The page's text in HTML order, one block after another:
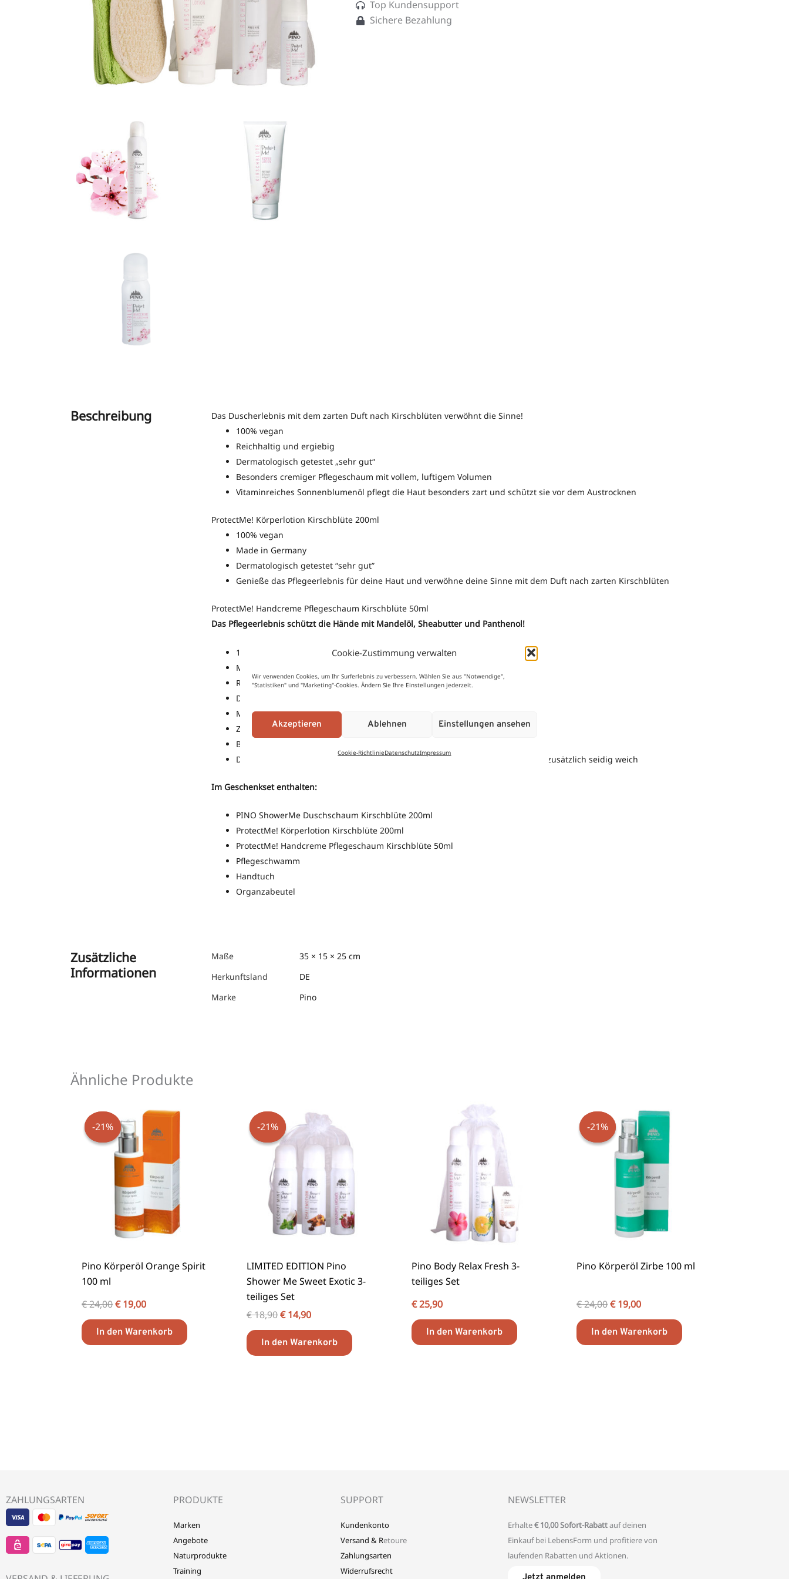
Cookie-Zustimmung verwalten
Wir verwenden Cookies, um Ihr Surferlebnis zu verbessern. Wählen Sie aus "Notwendige",
"Statistiken" und "Marketing"-Cookies. Ändern Sie Ihre Einstellungen jederzeit.
Akzeptieren Ablehnen Einstellungen ansehen
Cookie-RichtlinieDatenschutzImpressum
Top Kundensupport
Sichere Bezahlung
Beschreibung
Das Duscherlebnis mit dem zarten Duft nach Kirschblüten verwöhnt die Sinne!
100% vegan
Reichhaltig und ergiebig
Dermatologisch getestet „sehr gut“
Besonders cremiger Pflegeschaum mit vollem, luftigem Volumen
Vitaminreiches Sonnenblumenöl pflegt die Haut besonders zart und schützt sie vor dem Austrocknen
ProtectMe! Körperlotion Kirschblüte 200ml
100% vegan
Made in Germany
Dermatologisch getestet “sehr gut”
Genieße das Pflegeerlebnis für deine Haut und verwöhne deine Sinne mit dem Duft nach zarten Kirschblüten
ProtectMe! Handcreme Pflegeschaum Kirschblüte 50ml
Das Pflegeerlebnis schützt die Hände mit Mandelöl, Sheabutter und Panthenol!
100% vegan
Made in Germany
Reichhaltig und ergiebig
Dermatologisch getestet “sehr gut”
Mit dem Duft nach zarten Kirschblüten
Zieht schnell ein, ohne einen fettigen Film zu hinterlassen
Besonders cremiger Pflegeschaum mit vollem, lufitgen Volumen
Die einzigartige PROTECT ME! Formel verwöhnt die Haut und pflegt die Hände zusätzlich seidig weich
Im Geschenkset enthalten:
PINO ShowerMe Duschschaum Kirschblüte 200ml
ProtectMe! Körperlotion Kirschblüte 200ml
ProtectMe! Handcreme Pflegeschaum Kirschblüte 50ml
Pflegeschwamm
Handtuch
Organzabeutel
Zusätzliche
Informationen
Maße
35 × 15 × 25 cm
Herkunftsland
DE
Marke
Pino
Ähnliche Produkte
-21%
-21%
Pino Körperöl Orange Spirit
100 ml
€24,00
Preis
war:
€ 24,00
€19,00
Preis
ist:
€ 19,00.
In den Warenkorb
-21%
-21%
LIMITED EDITION Pino
Shower Me Sweet Exotic 3-
teiliges Set
€18,90
Preis
war:
€ 18,90
€14,90
Preis
€ 14,90.
In den Warenkorb
Pino Body Relax Fresh 3-
teiliges Set
€25,90
In den Warenkorb
-21%
-21%
Pino Körperöl Zirbe 100 ml
€24,00
Preis
war:
€ 24,00
€19,00
Preis
ist:
€ 19,00.
In den Warenkorb
ZAHLUNGSARTEN
Visa
-
LebensForm24
Mastercard
-
LebensForm24
Sofort
Überweisung
-
EPS
-
LebensForm24
Sepa
Banktransfer
-
PRODUKTE
Marken
Angebote
Naturprodukte
Training
SUPPORT
Kundenkonto
Versand & Retoure
Zahlungsarten
Widerrufsrecht
NEWSLETTER
Erhalte€ 10,00 Sofort-Rabattauf deinen
Einkauf bei LebensForm und profitiere von
laufenden Rabatten und Aktionen.